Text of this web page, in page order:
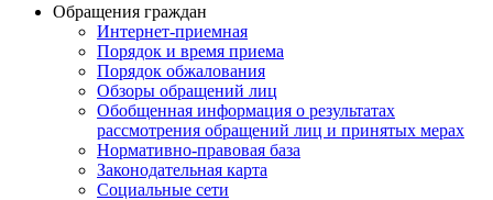
Обращения граждан
Интернет-приемная
Порядок и время приема
Порядок обжалования
Обзоры обращений лиц
Обобщенная информация о результатах
рассмотрения обращений лиц и принятых мерах
Нормативно-правовая база
Законодательная карта
Социальные сети